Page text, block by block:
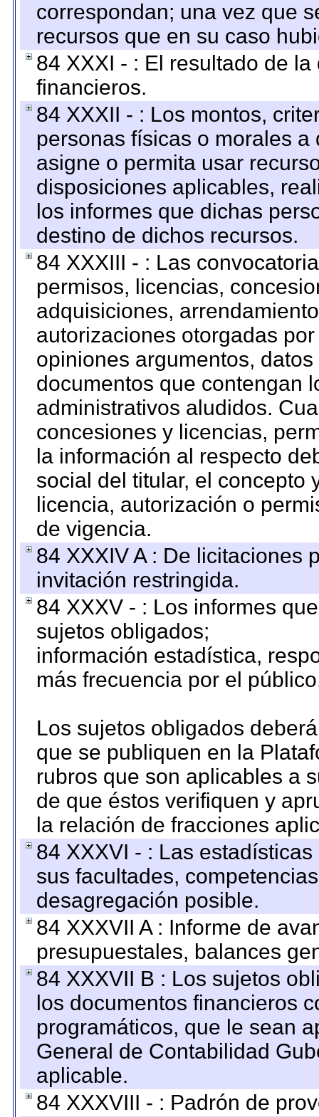
correspondan; una vez que
recursos que en su caso
84 XXXI - : El resultado de
financieros.
84 XXXII - : Los montos,
personas físicas o morales
asigne o permita usar
disposiciones aplicables,
los informes que dichas
destino de dichos recursos.
84 XXXIII - : Las
permisos, licencias,
adquisiciones,
autorizaciones otorgadas
opiniones argumentos,
documentos que contengan
administrativos aludidos.
concesiones y licencias,
la información al respecto
social del titular, el concepto
licencia, autorización o
de vigencia.
84 XXXIV A : De licitaciones
invitación restringida.
84 XXXV - : Los informes
sujetos obligados;
información estadística,
más frecuencia por el
Los sujetos obligados
que se publiquen en la
rubros que son aplicables a
de que éstos verifiquen y
la relación de fracciones
84 XXXVI - : Las
sus facultades,
desagregación posible.
84 XXXVII A : Informe de
presupuestales, balances
84 XXXVII B : Los sujetos
los documentos financieros
programáticos, que le sean
General de Contabilidad
aplicable.
84 XXXVIII - : Padrón de